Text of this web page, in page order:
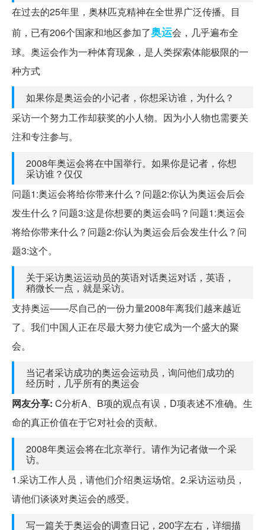
在过去的25年里，奥林匹克精神在全世界广泛传播。目
前，已有206个国家和地区参加了奥运会，几乎遍布全
球。奥运会作为一种体育现象，是人类探索体能极限的一
种方式
如果你是奥运会的小记者，你想采访谁，为什么？
采访一个努力工作却获奖的小人物。因为小人物也需要关
注和专注参与。
2008年奥运会将在中国举行。如果你是记者，你想
采访谁？仅仅
问题1:奥运会将给你带来什么？问题2:你认为奥运会后会
发生什么？问题3:这是你想要的奥运会吗？问题1:奥运会
将给你带来什么？问题2:你认为奥运会后会发生什么？问
题3:这个。
关于采访奥运运动员的英语对话奥运对话，英语，
稍微长一点，就是采访。
支持奥运——尽自己的一份力量2008年离我们越来越近
了。我们中国人正在尽最大努力使它成为一个盛大的聚
会。
当记者采访成功的奥运会运动员，询问他们成功的
经历时，几乎所有的奥运会
网友分享: C分析A、B项的观点有误，D项表述不准确。生
命的真正价值在于它对社会的贡献。
2008年奥运会将在北京举行。请作为记者做一个采
访。
1.采访工作人员，请他们介绍奥运场馆。2.采访运动员，
请他们谈谈对奥运会的感受。
写一篇关于奥运会的调查日记，200字左右，详细描